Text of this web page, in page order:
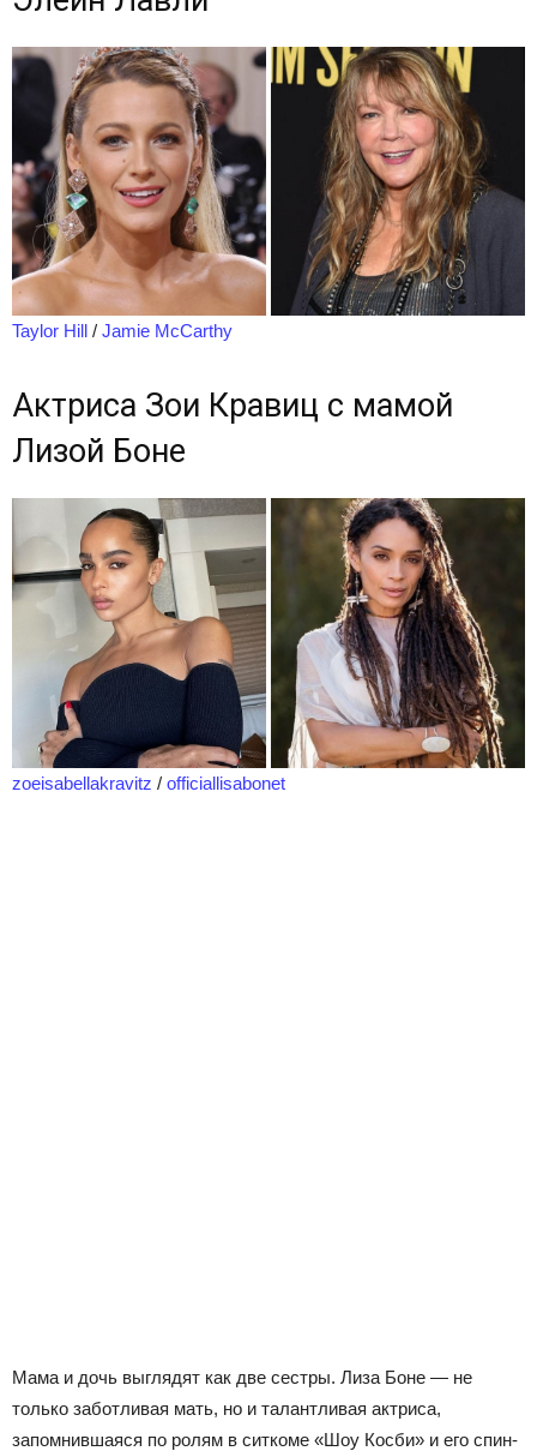
Taylor Hill / Jamie McCarthy
Актриса Зои Кравиц с мамой
Лизой Боне
zoeisabellakravitz / officiallisabonet
Мама и дочь выглядят как две сестры. Лиза Боне — не
только заботливая мать, но и талантливая актриса,
запомнившаяся по ролям в ситкоме «Шоу Косби» и его спин-